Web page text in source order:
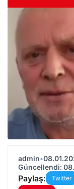
admin•
Güncellendi:
Paylaş: Twitter